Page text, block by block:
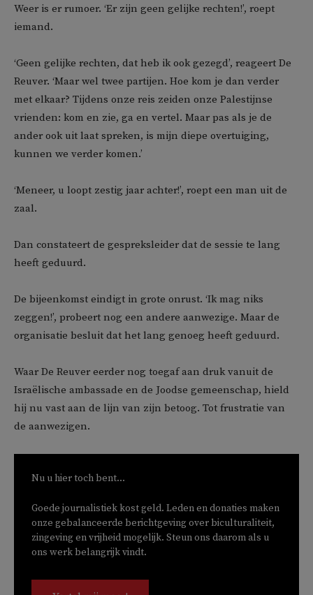
Weer is er rumoer. ‘Er zijn geen gelijke rechten!’, roept
iemand.
‘Geen gelijke rechten, dat heb ik ook gezegd’, reageert De
Reuver. ‘Maar wel twee partijen. Hoe kom je dan verder
met elkaar? Tijdens onze reis zeiden onze Palestijnse
vrienden: kom en zie, ga en vertel. Maar pas als je de
ander ook uit laat spreken, is mijn diepe overtuiging,
kunnen we verder komen.’
‘Meneer, u loopt zestig jaar achter!’, roept een man uit de
zaal.
Dan constateert de gespreksleider dat de sessie te lang
heeft geduurd.
De bijeenkomst eindigt in grote onrust. ‘Ik mag niks
zeggen!’, probeert nog een andere aanwezige. Maar de
organisatie besluit dat het lang genoeg heeft geduurd.
Waar De Reuver eerder nog toegaf aan druk vanuit de
Israëlische ambassade en de Joodse gemeenschap, hield
hij nu vast aan de lijn van zijn betoog. Tot frustratie van
de aanwezigen.
Nu u hier toch bent...
Goede journalistiek kost geld. Leden en donaties maken
onze gebalanceerde berichtgeving over biculturaliteit,
zingeving en vrijheid mogelijk. Steun ons daarom als u
ons werk belangrijk vindt.